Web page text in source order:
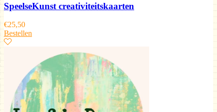
SpeelseKunst creativiteitskaarten
€25,50
Bestellen